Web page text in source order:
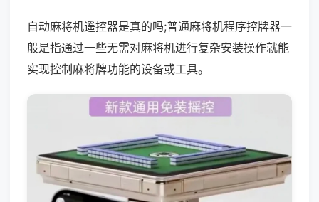
自动麻将机遥控器是真的吗;普通麻将机程序控牌器一
般是指通过一些无需对麻将机进行复杂安装操作就能
实现控制麻将牌功能的设备或工具。